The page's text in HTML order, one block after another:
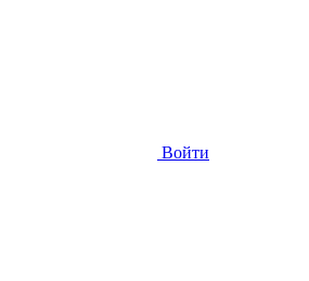
Войти